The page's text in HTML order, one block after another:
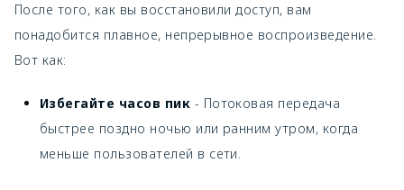
После того, как вы восстановили доступ, вам
понадобится плавное, непрерывное воспроизведение.
Вот как:
Избегайте часов пик - Потоковая передача
быстрее поздно ночью или ранним утром, когда
меньше пользователей в сети.